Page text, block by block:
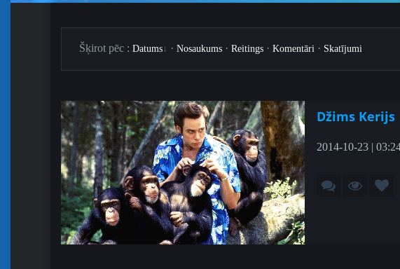
Šķirоt pēc : Datums · Nosaukums · Reitings · Komentāri · Skatījumi
Džims Kerijs
2014-10-23 |
1-5 6-8